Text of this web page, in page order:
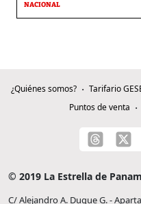
NACIONAL
¿Quiénes somos? Tarifario
Puntos de venta
© 2019 La Estrella de
C/ Alejandro A. Duque G. -